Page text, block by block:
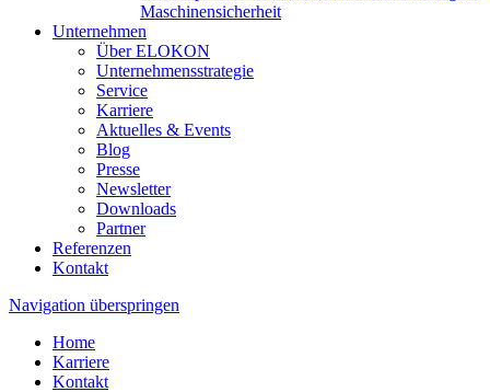
Maschinensicherheit
Unternehmen
Über ELOKON
Unternehmensstrategie
Service
Karriere
Aktuelles & Events
Blog
Presse
Newsletter
Downloads
Partner
Referenzen
Kontakt
Navigation überspringen
Home
Karriere
Kontakt